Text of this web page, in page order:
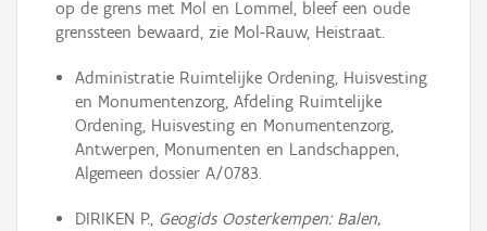
op de grens met Mol en Lommel, bleef een oude
grenssteen bewaard, zie Mol-Rauw, Heistraat.
Administratie Ruimtelijke Ordening, Huisvesting
en Monumentenzorg, Afdeling Ruimtelijke
Ordening, Huisvesting en Monumentenzorg,
Antwerpen, Monumenten en Landschappen,
Algemeen dossier A/0783.
DIRIKEN P., Geogids Oosterkempen: Balen,